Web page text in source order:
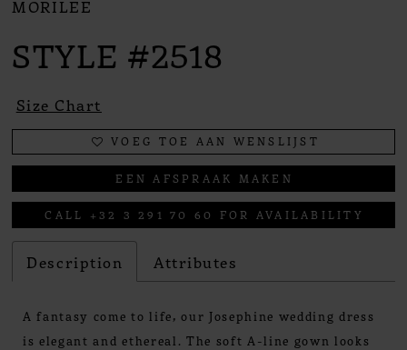
MORILEE
STYLE #2518
Size Chart
VOEG TOE AAN WENSLIJST
EEN AFSPRAAK MAKEN
CALL +32 3 291 70 60 FOR AVAILABILITY
Description Attributes
A fantasy come to life, our Josephine wedding dress
is elegant and ethereal. The soft A-line gown looks